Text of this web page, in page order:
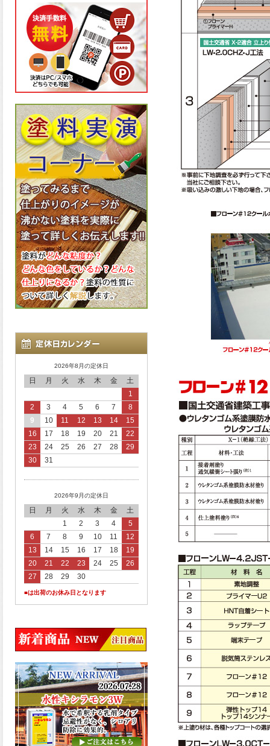
2026年8月の定休日
日 月 火 水 木 金
土
1
2
3 4 5 6 7
8
9
10 11 12 13 14
15
16
17 18 19 20 21
22
23
24 25 26 27 28
29
30
31
2026年9月の定休日
日 月 火 水 木 金
土
1
2 3 4
5
6
7 8 9 10 11
12
13
14 15 16 17 18
19
20
21 22 23 24 25
26
27
28 29 30
■は出荷のお休み日となります